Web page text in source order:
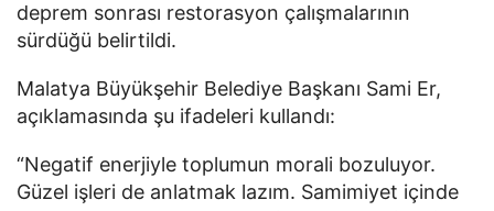
deprem sonrası restorasyon çalışmalarının
sürdüğü belirtildi.
Malatya Büyükşehir Belediye Başkanı Sami Er,
açıklamasında şu ifadeleri kullandı:
“Negatif enerjiyle toplumun morali bozuluyor.
Güzel işleri de anlatmak lazım. Samimiyet içinde